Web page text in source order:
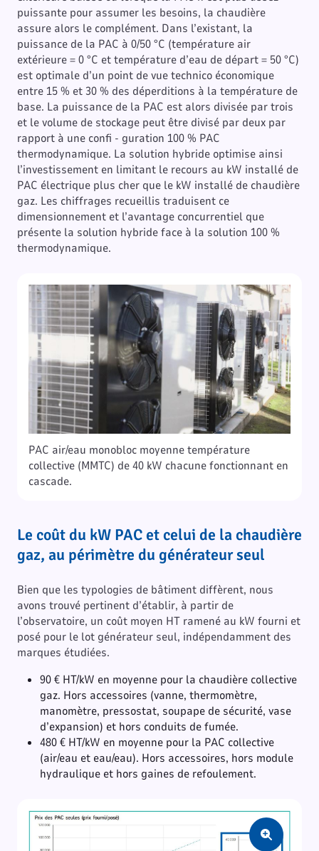
puissante pour assumer les besoins, la chaudière
assure alors le complément. Dans l’existant, la
puissance de la PAC à 0/50 °C (température air
extérieure = 0 °C et température d’eau de départ = 50 °C)
est optimale d’un point de vue technico économique
entre 15 % et 30 % des déperditions à la température de
base. La puissance de la PAC est alors divisée par trois
et le volume de stockage peut être divisé par deux par
rapport à une confi - guration 100 % PAC
thermodynamique. La solution hybride optimise ainsi
l’investissement en limitant le recours au kW installé de
PAC électrique plus cher que le kW installé de chaudière
gaz. Les chiffrages recueillis traduisent ce
dimensionnement et l’avantage concurrentiel que
présente la solution hybride face à la solution 100 %
thermodynamique.
PAC air/eau monobloc moyenne température
collective (MMTC) de 40 kW chacune fonctionnant en
cascade.
Le coût du kW PAC et celui de la chaudière
gaz, au périmètre du générateur seul
Bien que les typologies de bâtiment diffèrent, nous
avons trouvé pertinent d’établir, à partir de
l’observatoire, un coût moyen HT ramené au kW fourni et
posé pour le lot générateur seul, indépendamment des
marques étudiées.
90 € HT/kW en moyenne pour la chaudière collective
gaz. Hors accessoires (vanne, thermomètre,
manomètre, pressostat, soupape de sécurité, vase
d’expansion) et hors conduits de fumée.
480 € HT/kW en moyenne pour la PAC collective
(air/eau et eau/eau). Hors accessoires, hors module
hydraulique et hors gaines de refoulement.
Zoom